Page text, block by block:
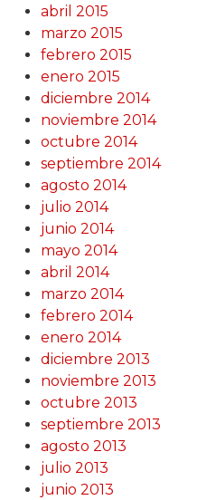
abril 2015
marzo 2015
febrero 2015
enero 2015
diciembre 2014
noviembre 2014
octubre 2014
septiembre 2014
agosto 2014
julio 2014
junio 2014
mayo 2014
abril 2014
marzo 2014
febrero 2014
enero 2014
diciembre 2013
noviembre 2013
octubre 2013
septiembre 2013
agosto 2013
julio 2013
junio 2013